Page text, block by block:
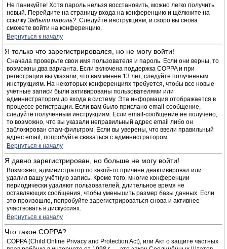
Не паникуйте! Хотя пароль нельзя восстановить, можно легко получить
новый. Перейдите на страницу входа на конференцию и щёлкните на
ссылку Забыли пароль?. Следуйте инструкциям, и скоро вы снова
сможете войти на конференцию.
Вернуться к началу
Я только что зарегистрировался, но не могу войти!
Сначала проверьте свои имя пользователя и пароль. Если они верны, то
возможны два варианта. Если включена поддержка COPPA и при
регистрации вы указали, что вам менее 13 лет, следуйте полученным
инструкциям. На некоторых конференциях требуется, чтобы все новые
учётные записи были активированы пользователями или
администратором до входа в систему. Эта информация отображается в
процессе регистрации. Если вам было прислано email-сообщение,
следуйте полученным инструкциям. Если email-сообщение не получено,
то возможно, что вы указали неправильный адрес email либо он
заблокирован спам-фильтром. Если вы уверены, что ввели правильный
адрес email, попробуйте связаться с администратором.
Вернуться к началу
Я давно зарегистрирован, но больше не могу войти!
Возможно, администратор по какой-то причине деактивировал или
удалил вашу учётную запись. Кроме того, многие конференции
периодически удаляют пользователей, длительное время не
оставляющих сообщения, чтобы уменьшить размер базы данных. Если
это произошло, попробуйте зарегистрироваться снова и активнее
участвовать в дискуссиях.
Вернуться к началу
Что такое COPPA?
COPPA (Child Online Privacy and Protection Act), или Акт о защите частных